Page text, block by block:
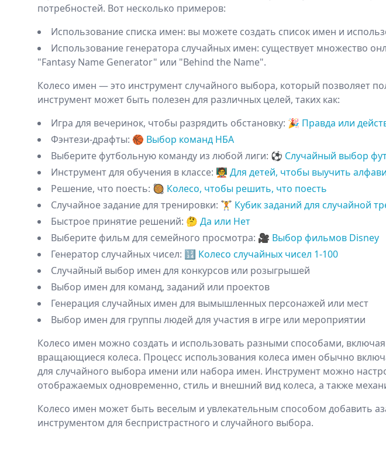
потребностей. Вот несколько примеров:
Использование списка имен: вы можете создать список имен и
Использование генератора случайных имен: существует множество
"Fantasy Name Generator" или "Behind the Name".
Колесо имен — это инструмент случайного выбора, который позволяет
инструмент может быть полезен для различных целей, таких как:
Игра для вечеринок, чтобы разрядить обстановку: 🎉 Правда или
Фэнтези-драфты: 🏀 Выбор команд НБА
Выберите футбольную команду из любой лиги: ⚽ Случайный выбор
Инструмент для обучения в классе: 🧑‍🏫️️ Для детей, чтобы выучить
Решение, что поесть: 🥘️ Колесо, чтобы решить, что поесть
Случайное задание для тренировки: 🏋️ Кубик заданий для случайной
Быстрое принятие решений: 🤔️ Да или Нет
Выберите фильм для семейного просмотра: 🎥️️ Выбор фильмов Disney
Генератор случайных чисел: 🔢️ Колесо случайных чисел 1-100
Случайный выбор имен для конкурсов или розыгрышей
Выбор имен для команд, заданий или проектов
Генерация случайных имен для вымышленных персонажей или мест
Выбор имен для группы людей для участия в игре или мероприятии
Колесо имен можно создать и использовать разными способами,
вращающиеся колеса. Процесс использования колеса имен обычно
для случайного выбора имени или набора имен. Инструмент можно
отображаемых одновременно, стиль и внешний вид колеса, а также
Колесо имен может быть веселым и увлекательным способом добавить
инструментом для беспристрастного и случайного выбора.